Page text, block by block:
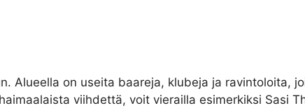
Alueella on useita baareja, klubeja ja ravintoloita,
viihdettä, voit vierailla esimerkiksi Sasi